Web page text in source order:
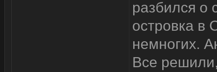
разбился о
островка в
немногих.
Все